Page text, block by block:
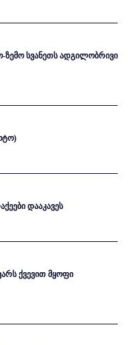
სვანეთს ადგილობრივი
დააკავეს
ქვევით მყოფი